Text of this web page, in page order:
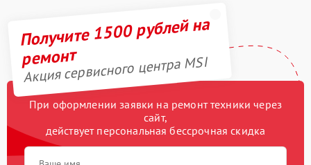
Получите 1500 рублей на
ремонт
Акция сервисного центра MSI
При оформлении заявки на ремонт техники через
сайт,
действует персональная бессрочная скидка